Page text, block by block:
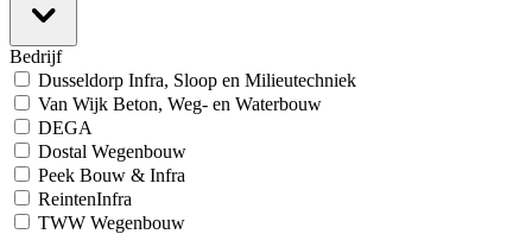
Bedrijf
Dusseldorp Infra, Sloop en Milieutechniek
Van Wijk Beton, Weg- en Waterbouw
DEGA
Dostal Wegenbouw
Peek Bouw & Infra
ReintenInfra
TWW Wegenbouw